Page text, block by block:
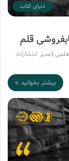
دنیای کتاب
قلم
(مدیر انتشارات
بیشتر بخوانید »